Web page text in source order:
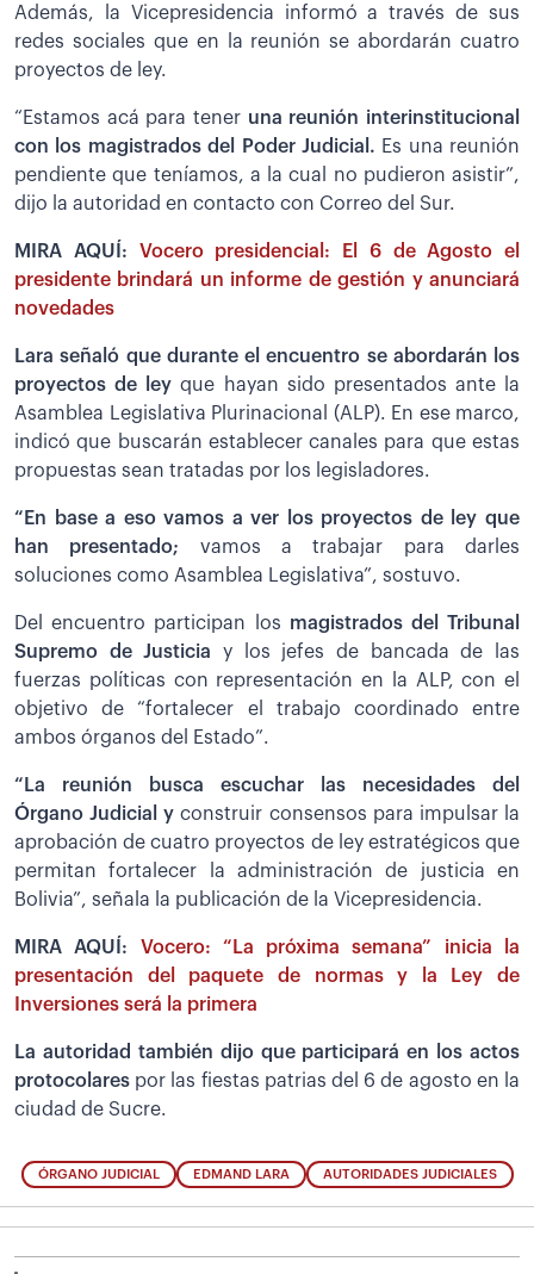
Además, la Vicepresidencia informó a través de sus
redes sociales que en la reunión se abordarán cuatro
proyectos de ley.
“Estamos acá para tener una reunión interinstitucional
con los magistrados del Poder Judicial. Es una reunión
pendiente que teníamos, a la cual no pudieron asistir”,
dijo la autoridad en contacto con Correo del Sur.
MIRA AQUÍ: Vocero presidencial: El 6 de Agosto el
presidente brindará un informe de gestión y anunciará
novedades
Lara señaló que durante el encuentro se abordarán los
proyectos de leyque hayan sido presentados ante la
Asamblea Legislativa Plurinacional (ALP). En ese marco,
indicó que buscarán establecer canales para que estas
propuestas sean tratadas por los legisladores.
“En base a eso vamos a ver los proyectos de ley que
han presentado; vamos a trabajar para darles
soluciones como Asamblea Legislativa”, sostuvo.
Del encuentro participan los magistrados del Tribunal
Supremo de Justicia y los jefes de bancada de las
fuerzas políticas con representación en la ALP, con el
objetivo de “fortalecer el trabajo coordinado entre
ambos órganos del Estado”.
“La reunión busca escuchar las necesidades del
Órgano Judicial y construir consensos para impulsar la
aprobación de cuatro proyectos de ley estratégicos que
permitan fortalecer la administración de justicia en
Bolivia”, señala la publicación de la Vicepresidencia.
MIRA AQUÍ: Vocero: “La próxima semana” inicia la
presentación del paquete de normas y la Ley de
Inversiones será la primera
La autoridad también dijo que participará en los actos
protocolares por las fiestas patrias del 6 de agosto en la
ciudad de Sucre.
ÓRGANO JUDICIAL EDMAND LARA AUTORIDADES JUDICIALES